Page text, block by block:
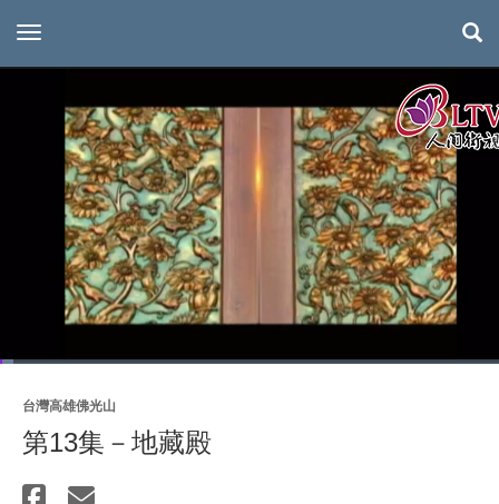
toggle navigation
Pause Mute
Time
Loaded:
台灣高雄佛光山
第13集－地藏殿